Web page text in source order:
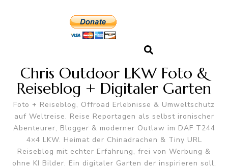
Chris Outdoor LKW Foto &
Reiseblog + Digitaler Garten
Foto + Reiseblog, Offroad Erlebnisse & Umweltschutz
auf Weltreise. Reise Reportagen als selbst ironischer
Abenteurer, Blogger & moderner Outlaw im DAF T244
4×4 LKW. Heimat der Chinadrachen & Tiny URL
Reiseblog mit echter Erfahrung, frei von Werbung &
ohne KI Bilder. Ein digitaler Garten der inspirieren soll,